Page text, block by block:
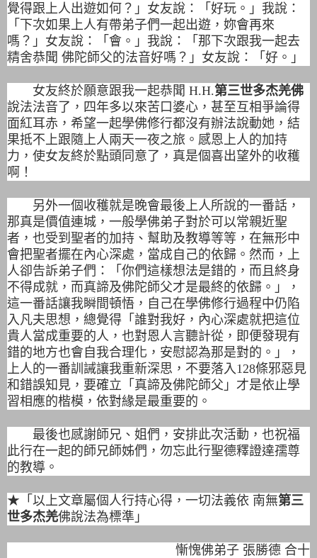
覺得跟上人出遊如何？」女友說：「好玩。」我說：
「下次如果上人有帶弟子們一起出遊，妳會再來
嗎？」女友說：「會。」我說：「那下次跟我一起去
精舍恭聞 佛陀師父的法音好嗎？」女友說：「好。」
女友終於願意跟我一起恭聞 H.H.第三世多杰羌佛
說法法音了，四年多以來苦口婆心，甚至互相爭論得
面紅耳赤，希望一起學佛修行都沒有辦法說動她，結
果抵不上跟隨上人兩天一夜之旅。感恩上人的加持
力，使女友終於點頭同意了，真是個喜出望外的收穫
啊！
另外一個收穫就是晚會最後上人所說的一番話，
那真是價值連城，一般學佛弟子對於可以常親近聖
者，也受到聖者的加持、幫助及教導等等，在無形中
會把聖者擺在內心深處，當成自己的依歸。然而，上
人卻告訴弟子們：「你們這樣想法是錯的，而且終身
不得成就，而真諦及佛陀師父才是最終的依歸。」，
這一番話讓我瞬間頓悟，自己在學佛修行過程中仍陷
入凡夫思想，總覺得「誰對我好，內心深處就把這位
貴人當成重要的人，也對恩人言聽計從，即便發現有
錯的地方也會自我合理化，安慰認為那是對的。」，
上人的一番訓誡讓我重新深思，不要落入128條邪惡見
和錯誤知見，要確立「真諦及佛陀師父」才是依止學
習相應的楷模，依對緣是最重要的。
最後也感謝師兄、姐們，安排此次活動，也祝福
此行在一起的師兄師姊們，勿忘此行聖德釋證達孺尊
的教導。
★「以上文章屬個人行持心得，一切法義依 南無第三
世多杰羌佛說法為標準」
慚愧佛弟子 張勝德 合十